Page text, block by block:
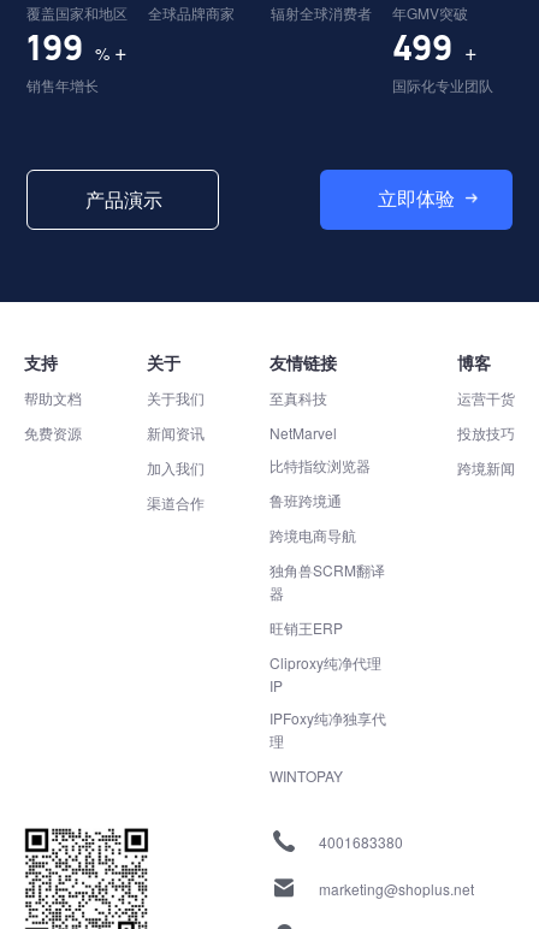
覆盖国家和地区 全球品牌商家 辐射全球消费者 年GMV突破
200 % +
销售年增长
500 +
国际化专业团队
产品演示 立即体验
支持
帮助文档
免费资源
关于
关于我们
新闻资讯
加入我们
渠道合作
友情链接
至真科技
NetMarvel
比特指纹浏览器
鲁班跨境通
跨境电商导航
独角兽SCRM翻译
器
旺销王ERP
Cliproxy纯净代理
IP
IPFoxy纯净独享代
理
WINTOPAY
博客
运营干货
投放技巧
跨境新闻
4001683380
marketing@shoplus.net